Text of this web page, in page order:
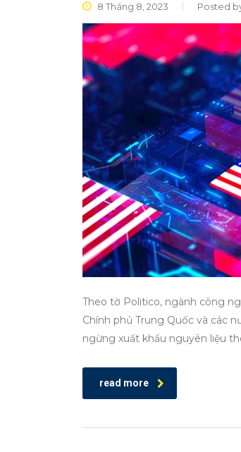
8 Tháng 8, 2023 Posted
Theo tờ Politico, ngành công
Chính phủ Trung Quốc và các
ngừng xuất khẩu nguyên liệu
read more